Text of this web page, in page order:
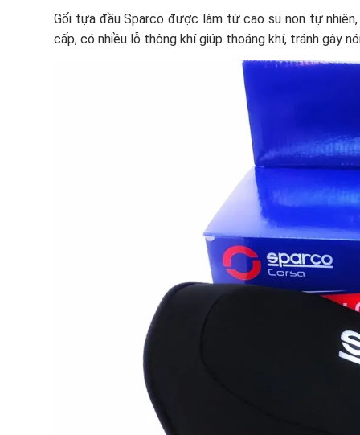
Gối tựa đầu Sparco được làm từ cao su non tự
cấp, có nhiều lỗ thông khí giúp thoáng khí, tránh gây